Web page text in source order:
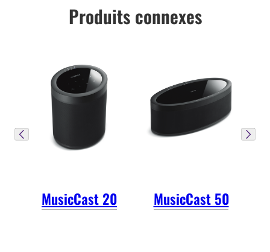
Produits connexes
MusicCast 20 MusicCast 50